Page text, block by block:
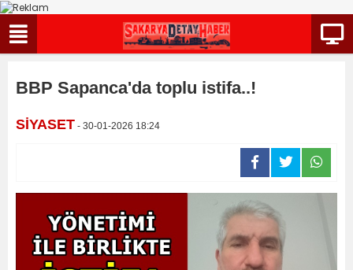
BBP Sapanca'da toplu istifa..!
SİYASET - 30-01-2026 18:24